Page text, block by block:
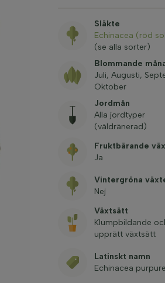
Släkte
Echinacea (röd
(se alla sorter)
Blommande
Juli, Augusti,
Oktober
Jordmån
Alla jordtyper
(väldränerad)
Fruktbärande
Ja
Vintergröna
Nej
Växtsätt
Klumpbildande
upprätt växtsätt
Latinskt namn
Echinacea